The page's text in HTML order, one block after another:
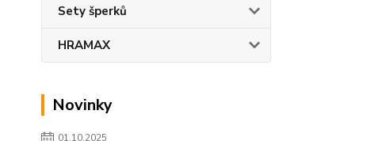
Sety šperků
HRAMAX
Novinky
01.10.2025